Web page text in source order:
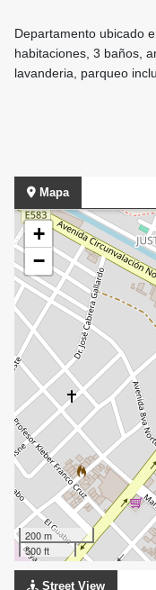
Departamento ubicado
habitaciones, 3 baños,
lavanderia, parqueo
Mapa
+
−
200 m
500 ft
Street View